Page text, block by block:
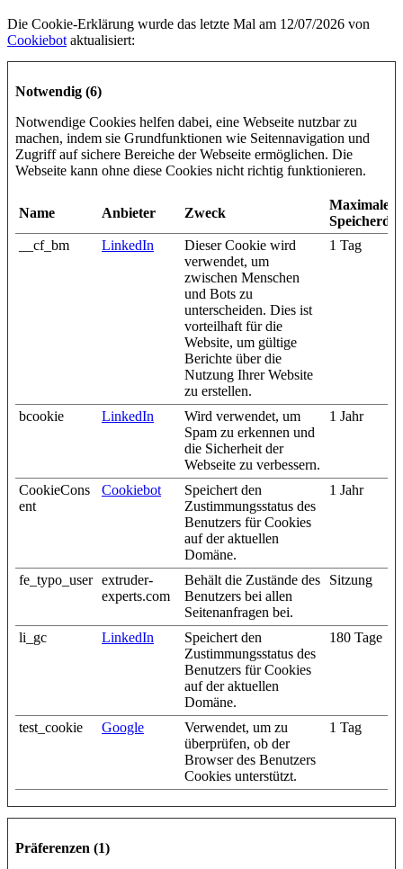
Die Cookie-Erklärung wurde das letzte Mal am 12/07/2026 von
Cookiebot aktualisiert:
Notwendig (6)
Notwendige Cookies helfen dabei, eine Webseite nutzbar zu
machen, indem sie Grundfunktionen wie Seitennavigation und
Zugriff auf sichere Bereiche der Webseite ermöglichen. Die
Webseite kann ohne diese Cookies nicht richtig funktionieren.
Name Anbieter Zweck
Maximale
__cf_bm
LinkedIn
Dieser Cookie wird
verwendet, um
zwischen Menschen
und Bots zu
unterscheiden. Dies ist
vorteilhaft für die
Website, um gültige
Berichte über die
Nutzung Ihrer Website
zu erstellen.
1 Tag
bcookie LinkedIn
Wird verwendet, um
Spam zu erkennen und
die Sicherheit der
Webseite zu verbessern.
1 Jahr
CookieCons
ent
Cookiebot
Speichert den
Zustimmungsstatus des
Benutzers für Cookies
auf der aktuellen
Domäne.
1 Jahr
fe_typo_user extruder-
experts.com
Behält die Zustände des
Benutzers bei allen
Seitenanfragen bei.
Sitzung
li_gc LinkedIn
Speichert den
Zustimmungsstatus des
Benutzers für Cookies
auf der aktuellen
Domäne.
180 Tage
test_cookie Google
Verwendet, um zu
überprüfen, ob der
Browser des Benutzers
Cookies unterstützt.
1 Tag
Präferenzen (1)